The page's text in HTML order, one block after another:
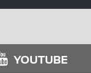
YOUTUBE